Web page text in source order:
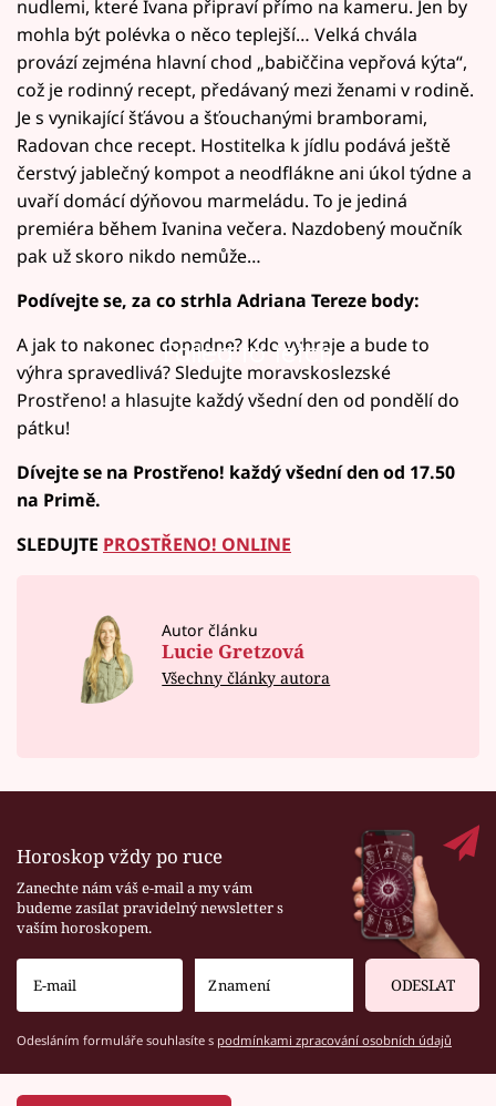
nudlemi, které Ivana připraví přímo na kameru. Jen by
mohla být polévka o něco teplejší… Velká chvála
provází zejména hlavní chod „babiččina vepřová kýta“,
což je rodinný recept, předávaný mezi ženami v rodině.
Je s vynikající šťávou a šťouchanými bramborami,
Radovan chce recept. Hostitelka k jídlu podává ještě
čerstvý jablečný kompot a neodflákne ani úkol týdne a
uvaří domácí dýňovou marmeládu. To je jediná
premiéra během Ivanina večera. Nazdobený moučník
pak už skoro nikdo nemůže…
Podívejte se, za co strhla Adriana Tereze body:
Failed to fetch
A jak to nakonec dopadne? Kdo vyhraje a bude to
výhra spravedlivá? Sledujte moravskoslezské
Prostřeno! a hlasujte každý všední den od pondělí do
pátku!
Dívejte se na Prostřeno! každý všední den od 17.50
na Primě.
SLEDUJTE PROSTŘENO! ONLINE
Autor článku
Lucie Gretzová
Všechny články autora
Horoskop vždy po ruce
Zanechte nám váš e-mail a my vám
budeme zasílat pravidelný newsletter s
vaším horoskopem.
ODESLAT
Odesláním formuláře souhlasíte s podmínkami zpracování osobních údajů